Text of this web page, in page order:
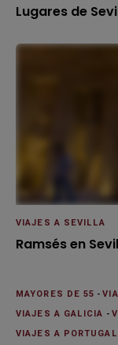
Lugares de
VIAJES A SEVILLA
Ramsés en
MAYORES DE 55 -
VIAJES A GALICIA -
VIAJES A PORTUGAL